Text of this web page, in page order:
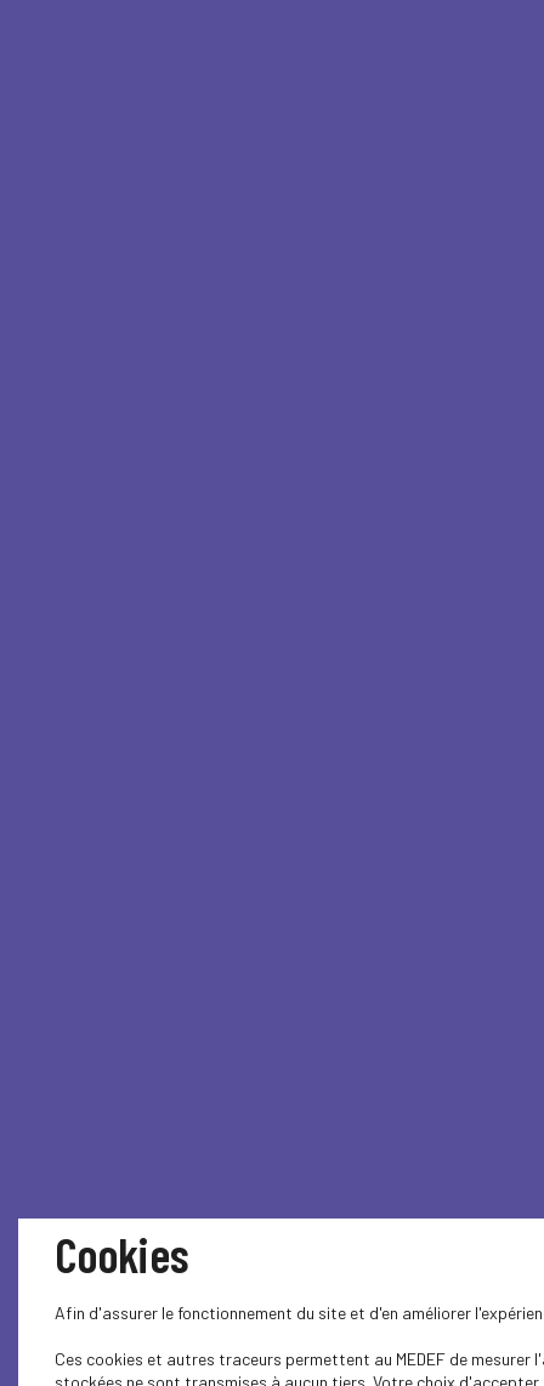
Cookies
Afin d'assurer le fonctionnement du site et d'en améliorer
Ces cookies et autres traceurs permettent au MEDEF de
stockées ne sont transmises à aucun tiers. Votre choix